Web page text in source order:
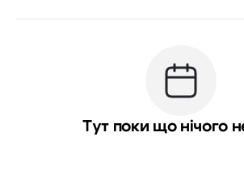
Тут поки що нічого